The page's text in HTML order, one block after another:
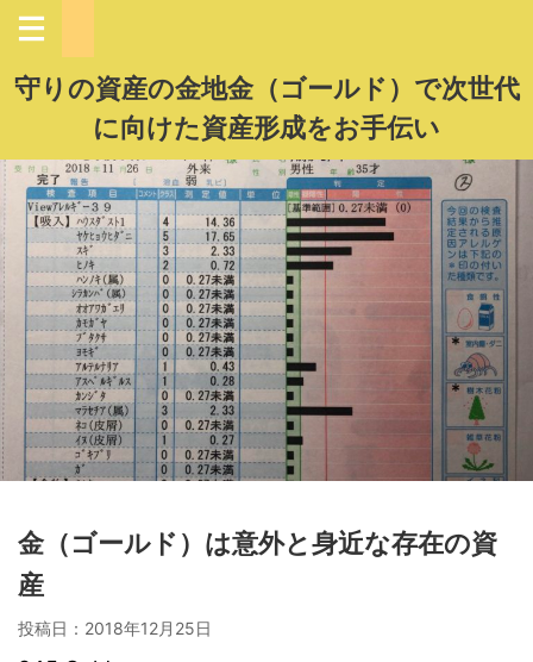
守りの資産の金地金（ゴールド）で次世代
に向けた資産形成をお手伝い
金（ゴールド）は意外と身近な存在の資
産
投稿日： 2018年12月25日